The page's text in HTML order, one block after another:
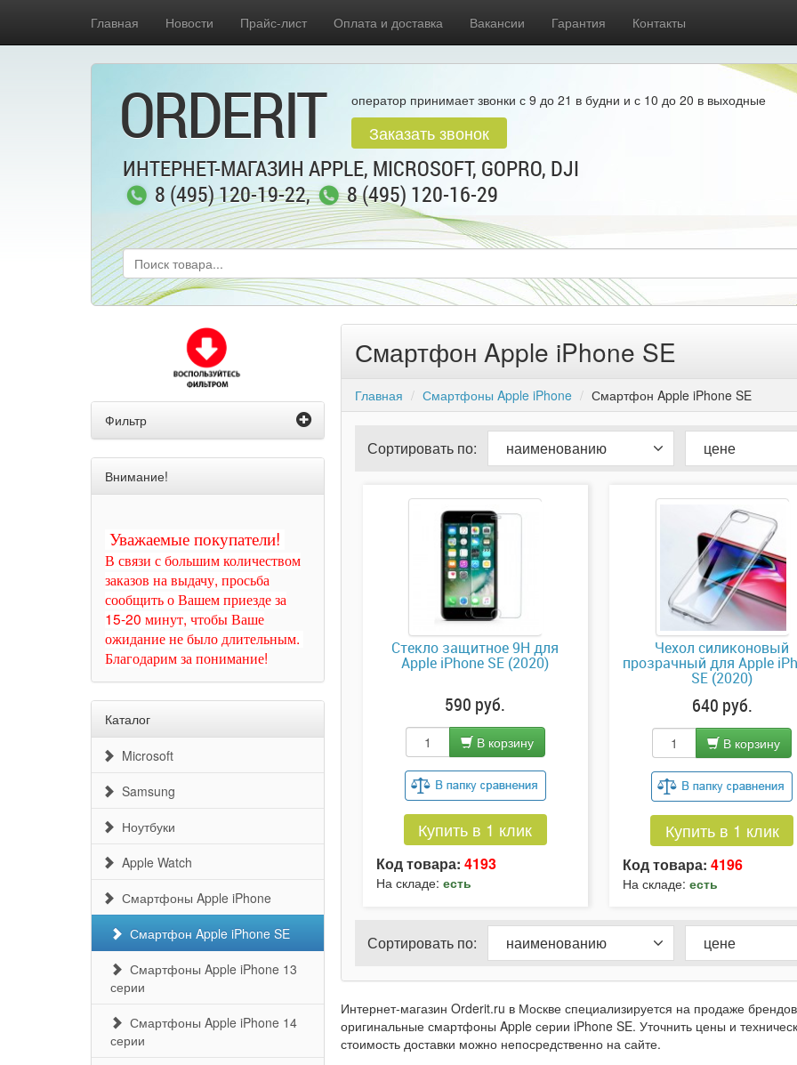
Главная Новости Прайс-лист Оплата и доставка Вакансии Гарантия Контакты
ORDERIT оператор принимает звонки с 9 до 21 в будни и с 10 до 20 в выходные
Заказать звонок
ИНТЕРНЕТ-МАГАЗИН APPLE, MICROSOFT, GOPRO, DJI
8 (495) 120-19-22, 8 (495) 120-16-29
Фильтр
Внимание!
Уважаемые покупатели!
В связи с большим количеством
заказов на выдачу, просьба
сообщить о Вашем приезде за
15-20 минут, чтобы Ваше
ожидание не было длительным.
Благодарим за понимание!
Каталог
Microsoft
Samsung
Ноутбуки
Apple Watch
Смартфоны Apple iPhone
Смартфон Apple iPhone SE
Смартфоны Apple iPhone 13
серии
Смартфоны Apple iPhone 14
серии
Смартфон Apple iPhone SE
Главная Смартфоны Apple iPhone Смартфон Apple iPhone SE
Сортировать по: наименованию цене
Стекло защитное 9H для
Apple iPhone SE (2020)
590 руб.
В корзину
Купить в 1 клик
Код товара: 4193
На складе: есть
Чехол силиконовый
прозрачный для Apple
SE (2020)
640 руб.
В корзину
Купить в 1 клик
Код товара:4196
На складе:есть
Сортировать по: наименованию цене
Интернет-магазин Orderit.ru в Москве специализируется на продаже
оригинальные смартфоны Apple серии iPhone SE. Уточнить цены и
стоимость доставки можно непосредственно на сайте.